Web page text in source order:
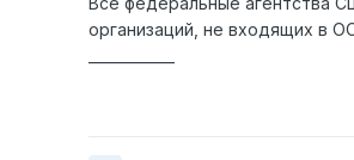
организаций, не входящих в